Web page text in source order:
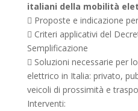
italiani della mobilità
 Proposte e indicazione
 Criteri applicativi del
Semplificazione
 Soluzioni necessarie per
elettrico in Italia: privato,
veicoli di prossimità e
Interventi: